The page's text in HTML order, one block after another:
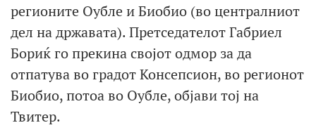
регионите Оубле и Биобио (во централниот
дел на државата). Претседателот Габриел
Бориќ го прекина својот одмор за да
отпатува во градот Консепсион, во регионот
Биобио, потоа во Оубле, објави тој на
Твитер.